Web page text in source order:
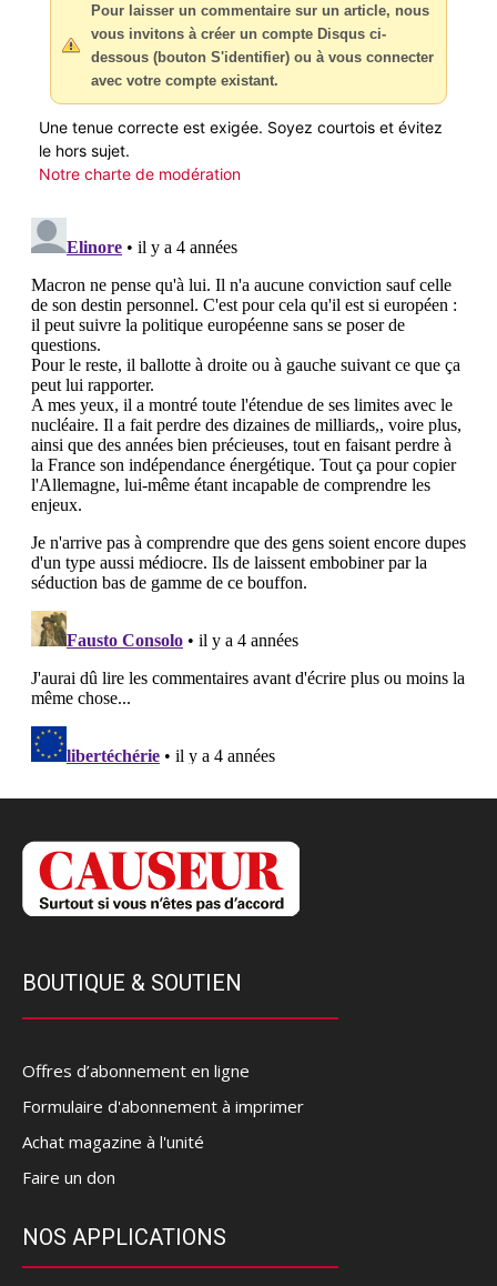
Pour laisser un commentaire sur un article, nous
vous invitons à créer un compte Disqus ci-
dessous (bouton S'identifier) ou à vous connecter
avec votre compte existant.
Une tenue correcte est exigée. Soyez courtois et évitez
le hors sujet.
Notre charte de modération
BOUTIQUE & SOUTIEN
Offres d’abonnement en ligne
Formulaire d'abonnement à imprimer
Achat magazine à l'unité
Faire un don
NOS APPLICATIONS